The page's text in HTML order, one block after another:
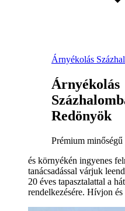
Árnyékolás
Árnyékolás
Redönyök
Prémium
és környékén ingyenes
tanácsadással várjuk
20 éves tapasztalattal a
rendelkezésére. Hívjon